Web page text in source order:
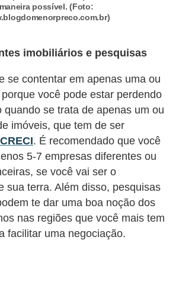
maneira possível. (Foto:
imobiliários e pesquisas
se contentar em apenas uma ou
você pode estar perdendo
quando se trata de apenas um ou
imóveis, que tem de ser
. É recomendado que você
5-7 empresas diferentes ou
se você vai ser o
sua terra. Além disso, pesquisas
te dar uma boa noção dos
nas regiões que você mais tem
facilitar uma negociação.